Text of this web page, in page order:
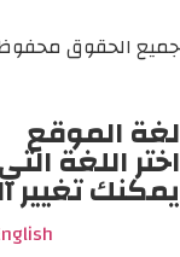
جميع الحقوق محفوظة ©
لغة الموقع
اختر اللغة
يمكنك